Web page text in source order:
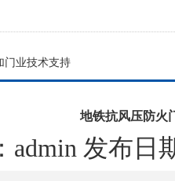
门业技术支持
地铁抗风压防火
admin 发布日